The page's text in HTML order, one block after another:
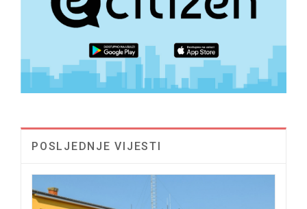
POSLJEDNJE VIJESTI